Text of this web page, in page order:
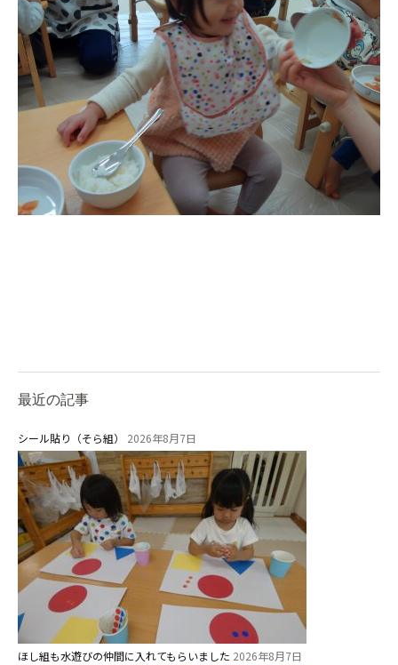
最近の記事
シール貼り（そら組） 2026年8月7日
ほし組も水遊びの仲間に入れてもらいました 2026年8月7日
お知らせ
今日の幼稚園
園児募集要項
教職員募集
理事長のことば
教育と保育
美⽊多幼稚園の理想
園の1⽇
年間⾏事
預かり保育［ヒラソル ]
美⽊多チコス
美⽊多チコスについて